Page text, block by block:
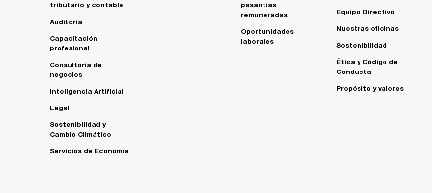
tributario y contable
Auditoría
Capacitación
profesional
Consultoría de
negocios
Inteligencia Artificial
Legal
Sostenibilidad y
Cambio Climático
Servicios de Economía
pasantías
remuneradas
Oportunidades
laborales
Equipo Directivo
Nuestras oficinas
Sostenibilidad
Ética y Código de
Conducta
Propósito y valores